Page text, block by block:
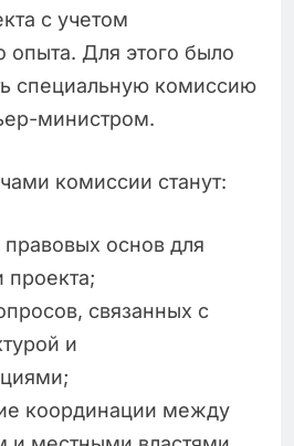
с учетом
Для этого было
специальную комиссию
министром.
комиссии станут:
правовых основ для
проекта;
связанных с
и
координации между